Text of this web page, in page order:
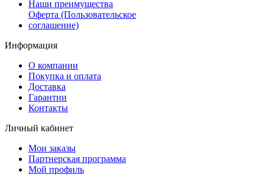
Наши преимущества
Оферта (Пользовательское
соглашение)
Информация
О компании
Покупка и оплата
Доставка
Гарантии
Контакты
Личный кабинет
Мои заказы
Партнерская программа
Мой профиль